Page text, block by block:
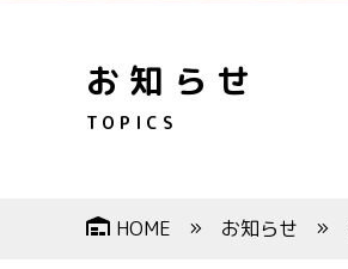
お知らせ
TOPICS
HOME お知らせ